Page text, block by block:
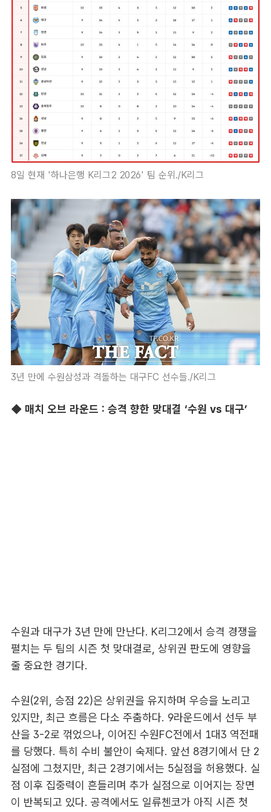
8일 현재 '하나은행 K리그2 2026' 팀 순위./K리그
3년 만에 수원삼성과 격돌하는 대구FC 선수들./K리그
◆ 매치 오브 라운드 : 승격 향한 맞대결 ‘수원 vs 대구’
수원과 대구가 3년 만에 만난다. K리그2에서 승격 경쟁을
펼치는 두 팀의 시즌 첫 맞대결로, 상위권 판도에 영향을
줄 중요한 경기다.
수원(2위, 승점 22)은 상위권을 유지하며 우승을 노리고
있지만, 최근 흐름은 다소 주춤하다. 9라운드에서 선두 부
산을 3-2로 꺾었으나, 이어진 수원FC전에서 1대3 역전패
를 당했다. 특히 수비 불안이 숙제다. 앞선 8경기에서 단 2
실점에 그쳤지만, 최근 2경기에서는 5실점을 허용했다. 실
점 이후 집중력이 흔들리며 추가 실점으로 이어지는 장면
이 반복되고 있다. 공격에서도 일류첸코가 아직 시즌 첫